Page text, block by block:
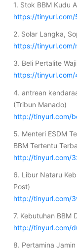
1. Stok BBM Kudu
https://tinyurl.com/
2. Solar Langka,
https://tinyurl.com/
3. Beli Pertalite
https://tinyurl.com/
4. antrean
(Tribun Manado)
http://tinyurl.com/
5. Menteri ESDM
BBM Tertentu
http://tinyurl.com/
6. Libur Nataru
Post)
http://tinyurl.com/
7. Kebutuhan BBM
http://tinyurl.com/
8. Pertamina